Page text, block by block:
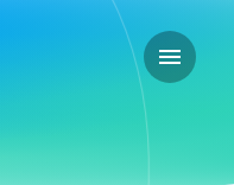
Open